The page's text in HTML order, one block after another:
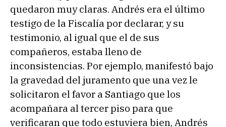
quedaron muy claras. Andrés era el último
testigo de la Fiscalía por declarar, y su
testimonio, al igual que el de sus
compañeros, estaba lleno de
inconsistencias. Por ejemplo, manifestó bajo
la gravedad del juramento que una vez le
solicitaron el favor a Santiago que los
acompañara al tercer piso para que
verificaran que todo estuviera bien, Andrés